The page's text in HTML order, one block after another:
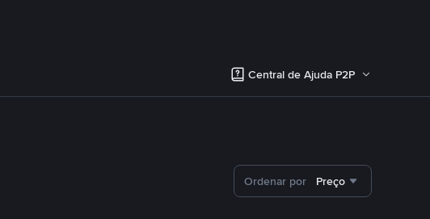
Central de Ajuda P2P
Ordenar por Preço